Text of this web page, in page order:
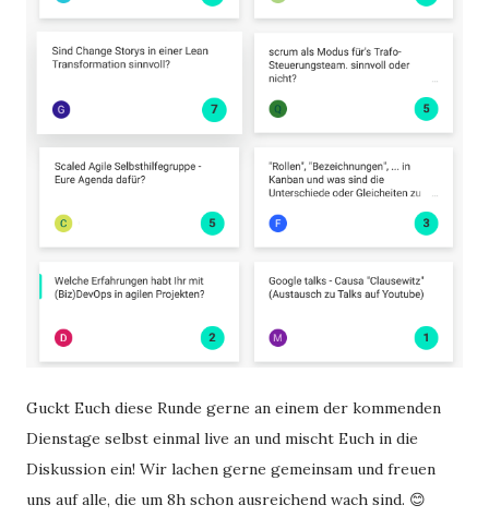
Guckt Euch diese Runde gerne an einem der kommenden
Dienstage selbst einmal live an und mischt Euch in die
Diskussion ein! Wir lachen gerne gemeinsam und freuen
uns auf alle, die um 8h schon ausreichend wach sind. 😊